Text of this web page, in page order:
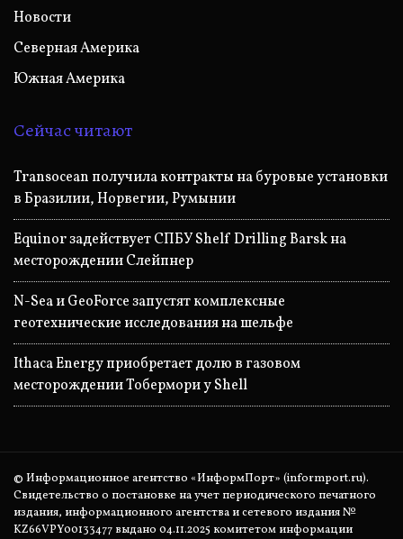
Новости
Северная Америка
Южная Америка
Сейчас читают
Transocean получила контракты на буровые установки
в Бразилии, Норвегии, Румынии
Equinor задействует СПБУ Shelf Drilling Barsk на
месторождении Слейпнер
N-Sea и GeoForce запустят комплексные
геотехнические исследования на шельфе
Ithaca Energy приобретает долю в газовом
месторождении Тобермори у Shell
© Информационное агентство «ИнформПорт» (informport.ru).
Свидетельство о постановке на учет периодического печатного
издания, информационного агентства и сетевого издания №
KZ66VPY00133477 выдано 04.11.2025 комитетом информации